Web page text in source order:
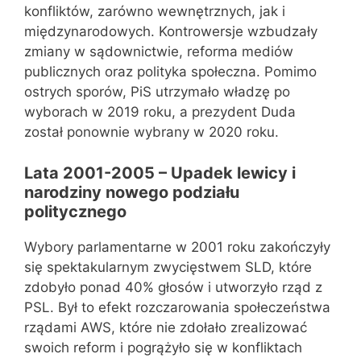
konfliktów, zarówno wewnętrznych, jak i
międzynarodowych. Kontrowersje wzbudzały
zmiany w sądownictwie, reforma mediów
publicznych oraz polityka społeczna. Pomimo
ostrych sporów, PiS utrzymało władzę po
wyborach w 2019 roku, a prezydent Duda
został ponownie wybrany w 2020 roku.
Lata 2001-2005 – Upadek lewicy i
narodziny nowego podziału
politycznego
Wybory parlamentarne w 2001 roku zakończyły
się spektakularnym zwycięstwem SLD, które
zdobyło ponad 40% głosów i utworzyło rząd z
PSL. Był to efekt rozczarowania społeczeństwa
rządami AWS, które nie zdołało zrealizować
swoich reform i pogrążyło się w konfliktach